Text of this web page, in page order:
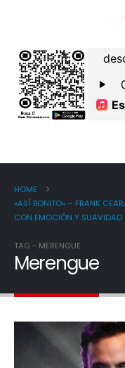
HOME
«ASÍ BONITO» – FRANK
CON EMOCIÓN Y SUAVIDAD
TAG - MERENGUE
Merengue